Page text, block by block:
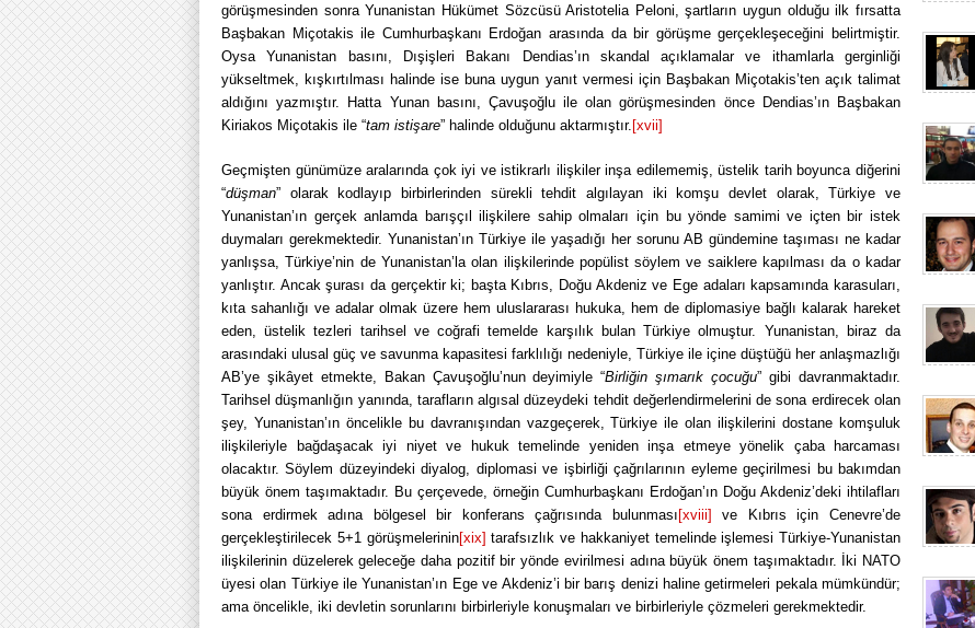
görüşmesinden sonra Yunanistan Hükümet Sözcüsü Aristotelia Peloni, şartların uygun olduğu ilk fırsatta
Başbakan Miçotakis ile Cumhurbaşkanı Erdoğan arasında da bir görüşme gerçekleşeceğini belirtmiştir.
Oysa Yunanistan basını, Dışişleri Bakanı Dendias’ın skandal açıklamalar ve ithamlarla gerginliği
yükseltmek, kışkırtılması halinde ise buna uygun yanıt vermesi için Başbakan Miçotakis’ten açık talimat
aldığını yazmıştır. Hatta Yunan basını, Çavuşoğlu ile olan görüşmesinden önce Dendias’ın Başbakan
Kiriakos Miçotakis ile “tam istişare” halinde olduğunu aktarmıştır. [xvii]
Geçmişten günümüze aralarında çok iyi ve istikrarlı ilişkiler inşa edilememiş, üstelik tarih boyunca diğerini
“düşman” olarak kodlayıp birbirlerinden sürekli tehdit algılayan iki komşu devlet olarak, Türkiye ve
Yunanistan’ın gerçek anlamda barışçıl ilişkilere sahip olmaları için bu yönde samimi ve içten bir istek
duymaları gerekmektedir. Yunanistan’ın Türkiye ile yaşadığı her sorunu AB gündemine taşıması ne kadar
yanlışsa, Türkiye’nin de Yunanistan’la olan ilişkilerinde popülist söylem ve saiklere kapılması da o kadar
yanlıştır. Ancak şurası da gerçektir ki; başta Kıbrıs, Doğu Akdeniz ve Ege adaları kapsamında karasuları,
kıta sahanlığı ve adalar olmak üzere hem uluslararası hukuka, hem de diplomasiye bağlı kalarak hareket
eden, üstelik tezleri tarihsel ve coğrafi temelde karşılık bulan Türkiye olmuştur. Yunanistan, biraz da
arasındaki ulusal güç ve savunma kapasitesi farklılığı nedeniyle, Türkiye ile içine düştüğü her anlaşmazlığı
AB’ye şikâyet etmekte, Bakan Çavuşoğlu’nun deyimiyle “Birliğin şımarık çocuğu” gibi davranmaktadır.
Tarihsel düşmanlığın yanında, tarafların algısal düzeydeki tehdit değerlendirmelerini de sona erdirecek olan
şey, Yunanistan’ın öncelikle bu davranışından vazgeçerek, Türkiye ile olan ilişkilerini dostane komşuluk
ilişkileriyle bağdaşacak iyi niyet ve hukuk temelinde yeniden inşa etmeye yönelik çaba harcaması
olacaktır. Söylem düzeyindeki diyalog, diplomasi ve işbirliği çağrılarının eyleme geçirilmesi bu bakımdan
büyük önem taşımaktadır. Bu çerçevede, örneğin Cumhurbaşkanı Erdoğan’ın Doğu Akdeniz’deki ihtilafları
sona erdirmek adına bölgesel bir konferans çağrısında bulunması [xviii]
ve Kıbrıs için Cenevre’de
gerçekleştirilecek 5+1 görüşmelerinin[xix] tarafsızlık ve hakkaniyet temelinde işlemesi Türkiye-Yunanistan
ilişkilerinin düzelerek geleceğe daha pozitif bir yönde evirilmesi adına büyük önem taşımaktadır. İki NATO
üyesi olan Türkiye ile Yunanistan’ın Ege ve Akdeniz’i bir barış denizi haline getirmeleri pekala mümkündür;
ama öncelikle, iki devletin sorunlarını birbirleriyle konuşmaları ve birbirleriyle çözmeleri gerekmektedir.